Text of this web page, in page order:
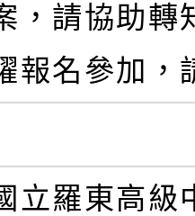
，請協助轉
報名參加，
立羅東高級